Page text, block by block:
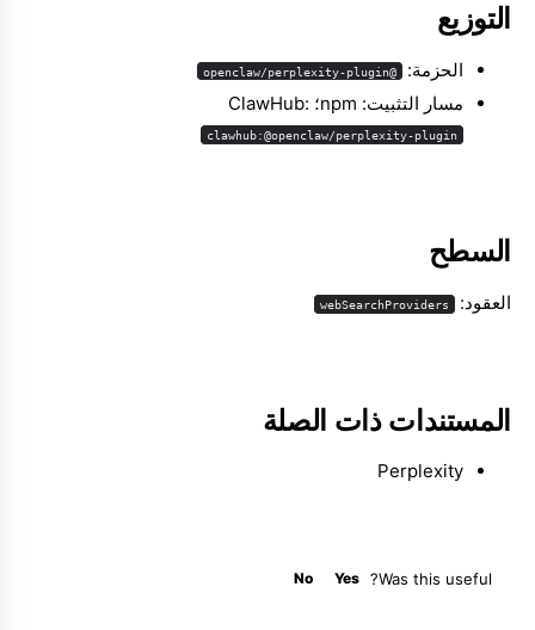
التوزيع
الحزمة: @openclaw/perplexity-plugin
مسار التثبيت: npm؛ ClawHub:
clawhub:@openclaw/perplexity-plugin
السطح
العقود: webSearchProviders
المستندات ذات الصلة
Perplexity
Was this useful?
Yes
No